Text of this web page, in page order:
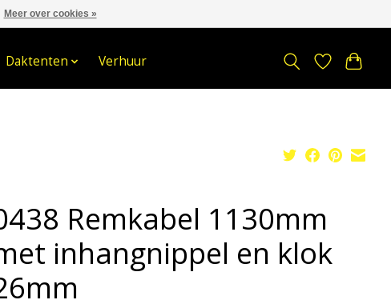
Stuur een Whatsapp bericht
Daktenten Verhuur
Remkabel 1130mm
inhangnippel en klok
Meer over cookies »